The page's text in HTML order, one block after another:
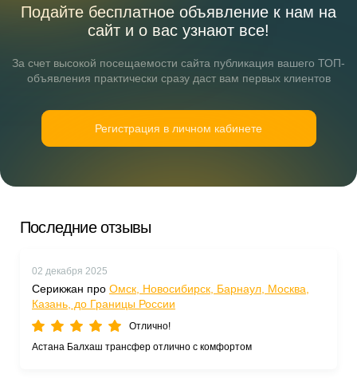
Подайте бесплатное объявление к нам на
сайт и о вас узнают все!
За счет высокой посещаемости сайта публикация вашего ТОП-
объявления практически сразу даст вам первых клиентов
Регистрация в личном кабинете
Последние отзывы
02 декабря 2025
Серикжан про Омск, Новосибирск, Барнаул, Москва,
Казань, до Границы России
Отлично!
Астана Балхаш трансфер отлично с комфортом